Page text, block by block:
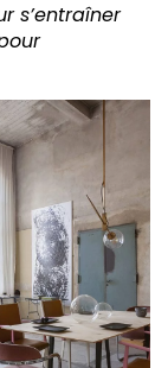
s’entraîner